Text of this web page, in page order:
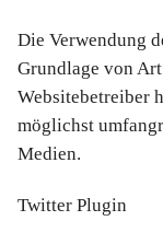
Die Verwendung
Grundlage von
Websitebetreiber
möglichst
Medien.
Twitter Plugin